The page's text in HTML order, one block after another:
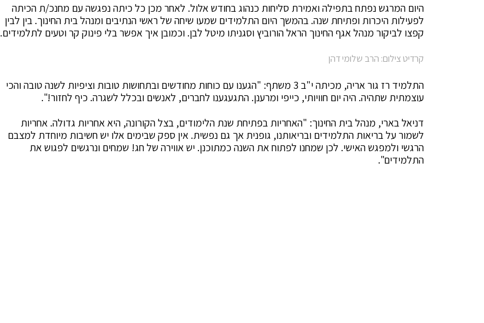
היום המרגש נפתח בתפילה ואמירת סליחות כנהוג בחודש אלול. לאחר מכן כל כיתה נפגשה עם מחנכ/ת הכיתה
לפעילות היכרות ופתיחת שנה. בהמשך היום התלמידים שמעו שיחה של ראשי הנתיבים ומנהל בית החינוך. בין לבין
קפצו לביקור מנהל אגף החינוך הראל הורוביץ וסגניתו מיטל לבן. וכמובן איך אפשר בלי פינוק קר וטעים לתלמידים.
קרדיט צילום: הרב שלומי דהן
התלמיד רז גור אריה, מכיתה י"ב 3 משתף: "הגענו עם כוחות מחודשים ובתחושות טובות וציפיות לשנה טובה והכי
עוצמתית שתהיה. היה יום חוויותי, כייפי ומרענן. התגעגענו לחברים, לאנשים ובכלל לשגרה. כיף לחזור!".
דניאל בארי, מנהל בית החינוך: "האחריות בפתיחת שנת הלימודים, בצל הקורונה, היא אחריות גדולה. אחריות
לשמור על בריאות התלמידים ובריאותנו, גופנית אך גם נפשית. אין ספק שבימים אלו יש חשיבות מיוחדת למצבם
הרגשי ולמפגש האישי. לכן שמחנו לפתוח את השנה כמתוכנן. יש אווירה של חג! שמחים ונרגשים לפגוש את
התלמידים".